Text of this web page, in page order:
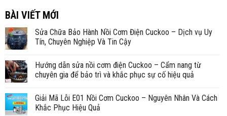
BÀI VIẾT MỚI
Sửa Chữa Bảo Hành Nồi Cơm Điện Cuckoo – Dịch vụ Uy
Tín, Chuyên Nghiệp Và Tin Cậy
Hướng dẫn sửa nồi cơm điện Cuckoo – Cẩm nang từ
chuyên gia để bảo trì và khắc phục sự cố hiệu quả
Giải Mã Lỗi E01 Nồi Cơm Cuckoo – Nguyên Nhân Và Cách
Khắc Phục Hiệu Quả